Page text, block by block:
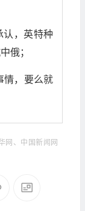
认，英特种
俄；
情，要么就
网、中国新闻网